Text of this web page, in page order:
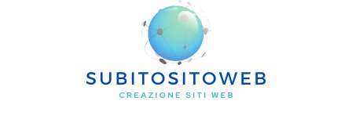
Skip to main content